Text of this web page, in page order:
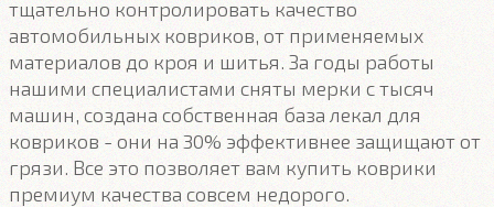
тщательно контролировать качество
автомобильных ковриков, от применяемых
материалов до кроя и шитья. За годы работы
нашими специалистами сняты мерки с тысяч
машин, создана собственная база лекал для
ковриков - они на 30% эффективнее защищают от
грязи. Все это позволяет вам купить коврики
премиум качества совсем недорого.